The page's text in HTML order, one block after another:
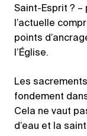
Saint-Esprit ?
l’actuelle
points
l’Église.
Les
fondement
Cela ne vaut
d’eau et la